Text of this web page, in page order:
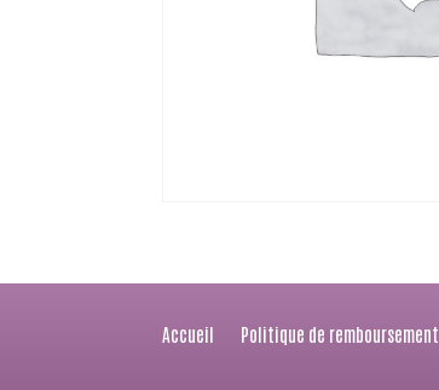
Accueil Politique de remboursement